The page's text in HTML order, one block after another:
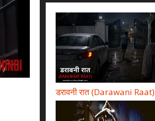
डरावनी रात (Darawani Raat)